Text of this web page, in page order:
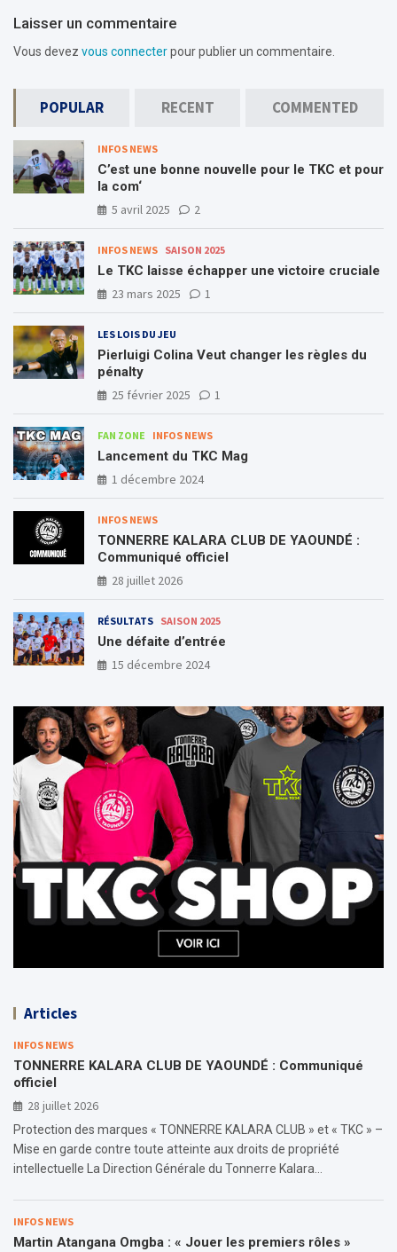
Laisser un commentaire
Vous devez vous connecterpour publier un commentaire.
POPULAR RECENT COMMENTED
INFOS NEWS
C’est une bonne nouvelle pour le TKC et pour
la com‘
5 avril 2025
2
INFOS NEWS SAISON 2025
Le TKC laisse échapper une victoire cruciale
23 mars 2025
1
LES LOIS DU JEU
Pierluigi Colina Veut changer les règles du
pénalty
25 février 2025
1
FAN ZONE INFOS NEWS
Lancement du TKC Mag
1 décembre 2024
INFOS NEWS
TONNERRE KALARA CLUB DE YAOUNDÉ :
Communiqué officiel
28 juillet 2026
RÉSULTATS SAISON 2025
Une défaite d’entrée
15 décembre 2024
Articles
INFOS NEWS
TONNERRE KALARA CLUB DE YAOUNDÉ : Communiqué
officiel
28 juillet 2026
Protection des marques « TONNERRE KALARA CLUB » et « TKC » –
Mise en garde contre toute atteinte aux droits de propriété
intellectuelle La Direction Générale du Tonnerre Kalara…
INFOS NEWS
Martin Atangana Omgba : « Jouer les premiers rôles »